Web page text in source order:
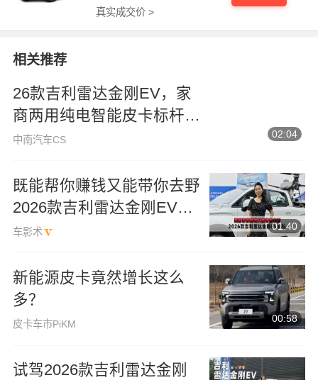
真实成交价 >
相关推荐
26款吉利雷达金刚EV，家
商两用纯电智能皮卡标杆之
作
中南汽车CS
02:04
既能帮你赚钱又能带你去野
2026款吉利雷达金刚EV体
验
车影术
01:40
新能源皮卡竟然增长这么
多？
皮卡车市PiKM
00:58
试驾2026款吉利雷达金刚